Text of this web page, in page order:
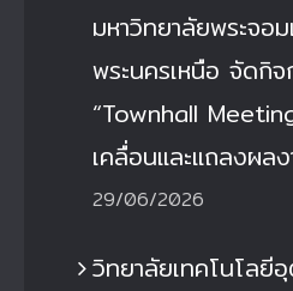
มหาวิทยาลัยพระจอม
พระนครเหนือ จัดกิจ
“Townhall
เคลื่อนและแถลงผล
29/06/2026
วิทยาลัยเทคโนโลยี